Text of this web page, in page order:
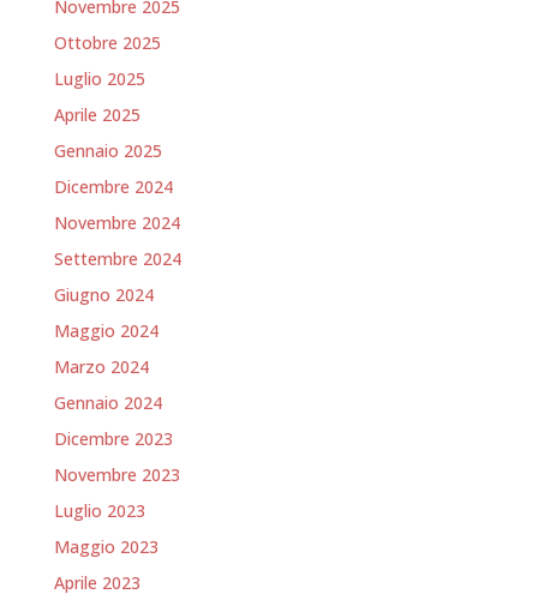
Novembre 2025
Ottobre 2025
Luglio 2025
Aprile 2025
Gennaio 2025
Dicembre 2024
Novembre 2024
Settembre 2024
Giugno 2024
Maggio 2024
Marzo 2024
Gennaio 2024
Dicembre 2023
Novembre 2023
Luglio 2023
Maggio 2023
Aprile 2023